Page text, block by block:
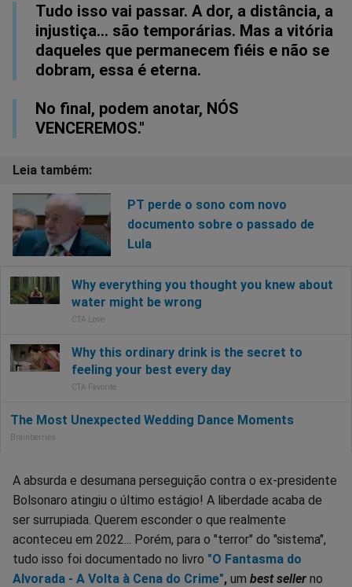
Tudo isso vai passar. A dor, a distância, a
injustiça… são temporárias. Mas a vitória
daqueles que permanecem fiéis e não se
dobram, essa é eterna.
No final, podem anotar, NÓS
VENCEREMOS."
PT perde o sono com novo
documento sobre o passado de
Lula
A absurda e desumana perseguição contra o ex-presidente
Bolsonaro atingiu o último estágio! A liberdade acaba de
ser surrupiada. Querem esconder o que realmente
aconteceu em 2022... Porém, para o "terror" do "sistema",
tudo isso foi documentado no livro "O Fantasma do
Alvorada - A Volta à Cena do Crime", um best seller no